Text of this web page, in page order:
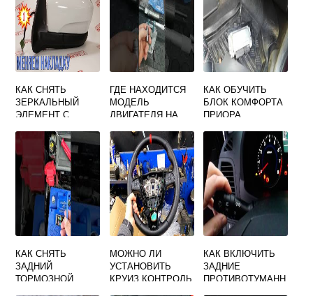
КАК СНЯТЬ
ЗЕРКАЛЬНЫЙ
ЭЛЕМЕНТ С
ЗЕРКАЛА ГРАНТА
ГДЕ НАХОДИТСЯ
МОДЕЛЬ
ДВИГАТЕЛЯ НА
КАК ОБУЧИТЬ
БЛОК КОМФОРТА
ПРИОРА
КАК СНЯТЬ
ЗАДНИЙ
ТОРМОЗНОЙ
МОЖНО ЛИ
УСТАНОВИТЬ
КРУИЗ КОНТРОЛЬ
КАК ВКЛЮЧИТЬ
ЗАДНИЕ
ПРОТИВОТУМАНН